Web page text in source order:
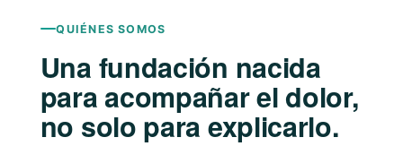
QUIÉNES SOMOS
Una fundación nacida
para acompañar el dolor,
no solo para explicarlo.